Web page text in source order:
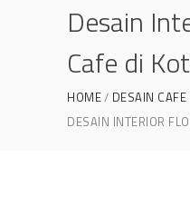
Desain
Cafe di
HOME
DESAIN
DESAIN INTERIOR